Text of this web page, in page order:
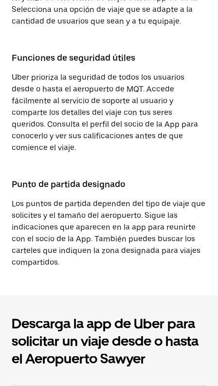
Selecciona una opción de viaje que se adapte a la
cantidad de usuarios que sean y a tu equipaje.
Funciones de seguridad útiles
Uber prioriza la seguridad de todos los usuarios
desde o hasta el aeropuerto de MQT. Accede
fácilmente al servicio de soporte al usuario y
comparte los detalles del viaje con tus seres
queridos. Consulta el perfil del socio de la App para
conocerlo y ver sus calificaciones antes de que
comience el viaje.
Punto de partida designado
Los puntos de partida dependen del tipo de viaje que
solicites y el tamaño del aeropuerto. Sigue las
indicaciones que aparecen en la app para reunirte
con el socio de la App. También puedes buscar los
carteles que indiquen la zona designada para viajes
compartidos.
Descarga la app de Uber para
solicitar un viaje desde o hasta
el Aeropuerto Sawyer